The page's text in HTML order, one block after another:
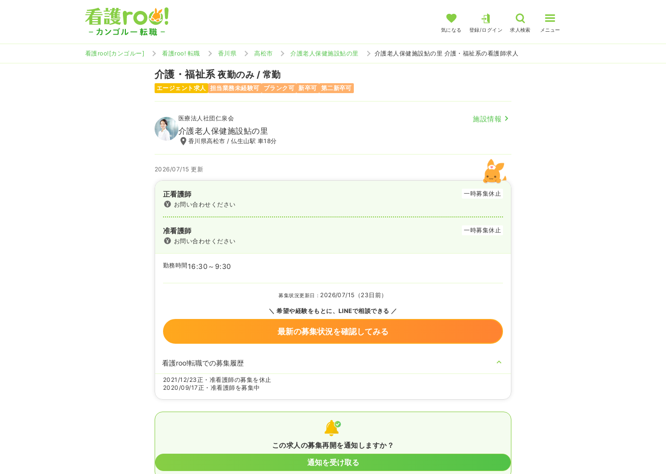
気になる 登録/ログイン 求人検索 メニュー
看護roo![カンゴルー] 看護roo! 転職 香川県 高松市 介護老人保健施設鮎の里 介護老人保健施設鮎の里 介護・福祉系の看護師求人
介護・福祉系夜勤のみ / 常勤
エージェント求人 担当業務未経験可 ブランク可 新卒可 第二新卒可
医療法人社団仁泉会 施設情報
介護老人保健施設鮎の里
香川県高松市 / 仏生山駅 車18分
2026/07/15 更新
正看護師
一時募集休止
お問い合わせください
准看護師
一時募集休止
お問い合わせください
勤務時間 16:30～9:30
募集状況更新日： 2026/07/15（23日前）
希望や経験をもとに、LINEで相談できる
最新の募集状況を確認してみる
看護roo!転職での募集履歴
2021/12/23正・准看護師の募集を休止
2020/09/17正・准看護師を募集中
この求人の募集再開を通知しますか？
通知を受け取る